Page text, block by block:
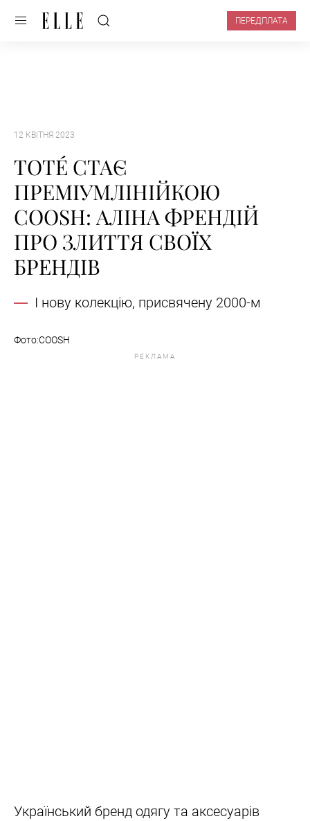
ПЕРЕДПЛАТА
12 КВІТНЯ 2023
ТОТÉ СТАЄ
ПРЕМІУМЛІНІЙКОЮ
COOSH: АЛІНА ФРЕНДІЙ
ПРО ЗЛИТТЯ СВОЇХ
БРЕНДІВ
І нову колекцію, присвячену 2000-м
Фото:COOSH
РЕКЛАМА
Український бренд одягу та аксесуарів